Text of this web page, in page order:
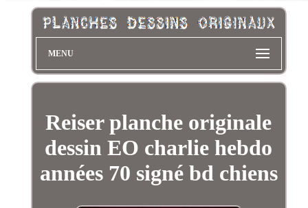
MENU
Reiser planche originale
dessin EO charlie hebdo
années 70 signé bd chiens